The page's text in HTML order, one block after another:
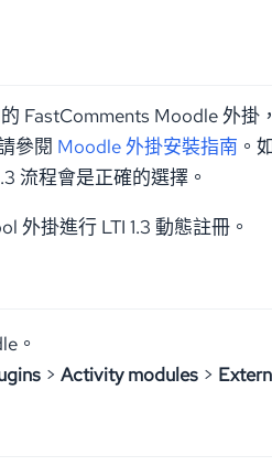
FastComments Moodle 外掛
參閱 Moodle 外掛安裝指南 。
流程會是正確的選擇。
外掛進行 LTI 1.3 動態註冊。
。
> Activity modules >